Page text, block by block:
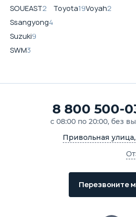
SOUEAST2
Ssangyong4
Suzuki9
SWM3
Toyota19Voyah2
8 800 500-
с 08:00 по 20:00, без
Привольная улица,
Перезвоните